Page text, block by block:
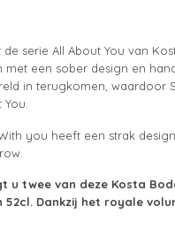
serie All About You van
een sober design en
in terugkomen, waardoor
you heeft een strak
twee van deze Kosta
52cl. Dankzij het royale